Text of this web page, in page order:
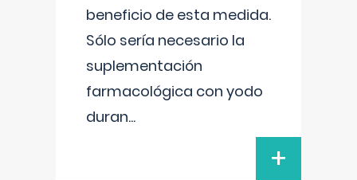
beneficio de esta medida.
Sólo sería necesario la
suplementación
farmacológica con yodo
duran...
+